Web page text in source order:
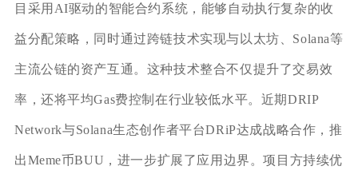
目采用AI驱动的智能合约系统，能够自动执行复杂的收
益分配策略，同时通过跨链技术实现与以太坊、Solana等
主流公链的资产互通。这种技术整合不仅提升了交易效
率，还将平均Gas费控制在行业较低水平。近期DRIP
Network与Solana生态创作者平台DRiP达成战略合作，推
出Meme币BUU，进一步扩展了应用边界。项目方持续优